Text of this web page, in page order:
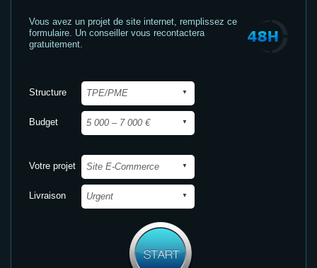
Vous avez un projet de site internet, remplissez ce
formulaire. Un conseiller vous recontactera
gratuitement.
Structure
Budget
Votre projet
Livraison